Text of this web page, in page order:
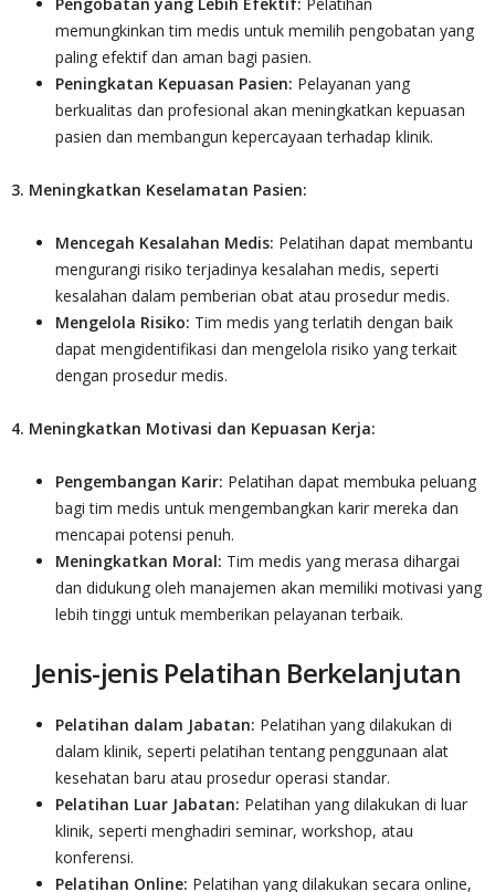
Pengobatan yang Lebih Efektif: Pelatihan
memungkinkan tim medis untuk memilih pengobatan yang
paling efektif dan aman bagi pasien.
Peningkatan Kepuasan Pasien: Pelayanan yang
berkualitas dan profesional akan meningkatkan kepuasan
pasien dan membangun kepercayaan terhadap klinik.
3. Meningkatkan Keselamatan Pasien:
Mencegah Kesalahan Medis: Pelatihan dapat membantu
mengurangi risiko terjadinya kesalahan medis, seperti
kesalahan dalam pemberian obat atau prosedur medis.
Mengelola Risiko: Tim medis yang terlatih dengan baik
dapat mengidentifikasi dan mengelola risiko yang terkait
dengan prosedur medis.
4. Meningkatkan Motivasi dan Kepuasan Kerja:
Pengembangan Karir: Pelatihan dapat membuka peluang
bagi tim medis untuk mengembangkan karir mereka dan
mencapai potensi penuh.
Meningkatkan Moral: Tim medis yang merasa dihargai
dan didukung oleh manajemen akan memiliki motivasi yang
lebih tinggi untuk memberikan pelayanan terbaik.
Jenis-jenis Pelatihan Berkelanjutan
Pelatihan dalam Jabatan: Pelatihan yang dilakukan di
dalam klinik, seperti pelatihan tentang penggunaan alat
kesehatan baru atau prosedur operasi standar.
Pelatihan Luar Jabatan: Pelatihan yang dilakukan di luar
klinik, seperti menghadiri seminar, workshop, atau
konferensi.
Pelatihan Online: Pelatihan yang dilakukan secara online,